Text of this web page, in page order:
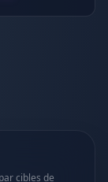
cibles de